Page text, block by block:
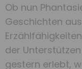
Ob nun
Geschichten
der
gestern erlebt,